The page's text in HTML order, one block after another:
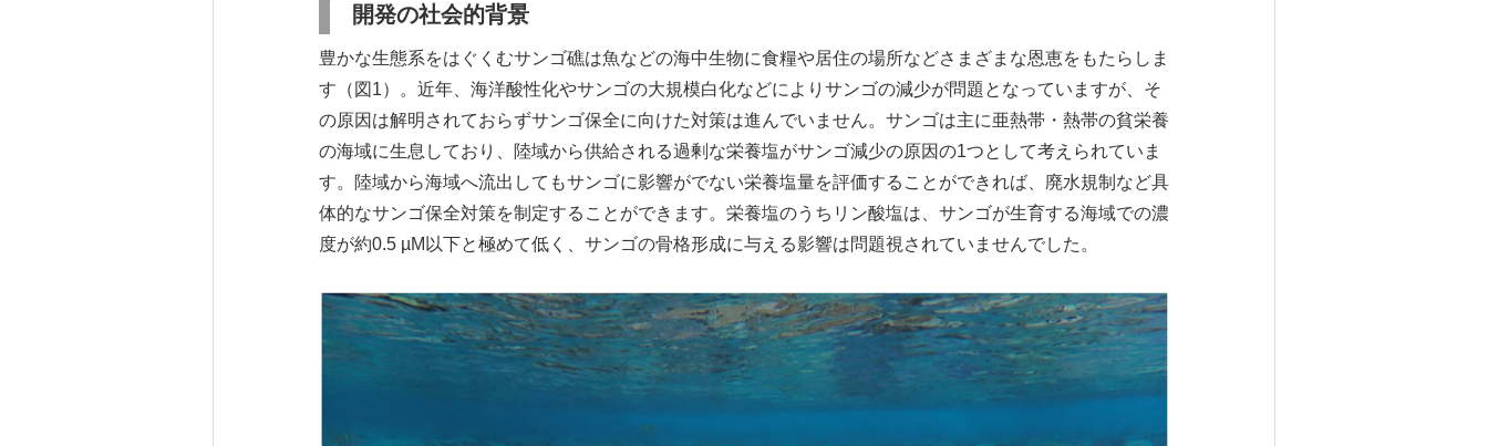
開発の社会的背景
豊かな生態系をはぐくむサンゴ礁は魚などの海中生物に食糧や居住の場所などさまざまな恩恵をもたらしま
す（図1）。近年、海洋酸性化やサンゴの大規模白化などによりサンゴの減少が問題となっていますが、そ
の原因は解明されておらずサンゴ保全に向けた対策は進んでいません。サンゴは主に亜熱帯・熱帯の貧栄養
の海域に生息しており、陸域から供給される過剰な栄養塩がサンゴ減少の原因の1つとして考えられていま
す。陸域から海域へ流出してもサンゴに影響がでない栄養塩量を評価することができれば、廃水規制など具
体的なサンゴ保全対策を制定することができます。栄養塩のうちリン酸塩は、サンゴが生育する海域での濃
度が約0.5 µM以下と極めて低く、サンゴの骨格形成に与える影響は問題視されていませんでした。